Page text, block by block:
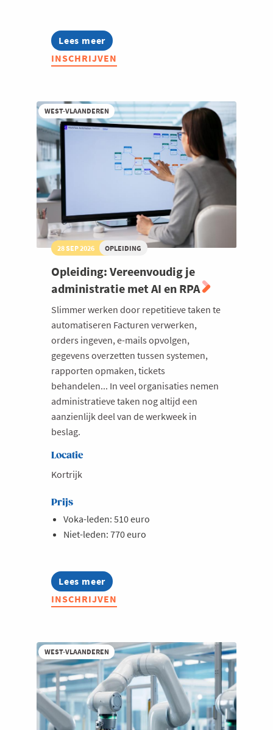
Lees meer
about
Opleiding:
De
weg
naar
je
klant
-
voor
starters
en
groeiers
INSCHRIJVEN
WEST-VLAANDEREN
28 SEP 2026 OPLEIDING
Opleiding: Vereenvoudig je
administratie met AI en RPA
Slimmer werken door repetitieve taken te
automatiseren Facturen verwerken,
orders ingeven, e-mails opvolgen,
gegevens overzetten tussen systemen,
rapporten opmaken, tickets
behandelen... In veel organisaties nemen
administratieve taken nog altijd een
aanzienlijk deel van de werkweek in
beslag.
Locatie
Kortrijk
Prijs
Voka-leden: 510 euro
Niet-leden: 770 euro
Lees meer
about
Opleiding:
Vereenvoudig
met
AI
en
RPA
INSCHRIJVEN
WEST-VLAANDEREN